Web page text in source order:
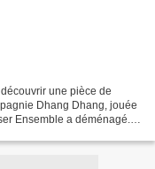
une pièce de
Dhang Dhang, jouée
Ensemble a déménagé.